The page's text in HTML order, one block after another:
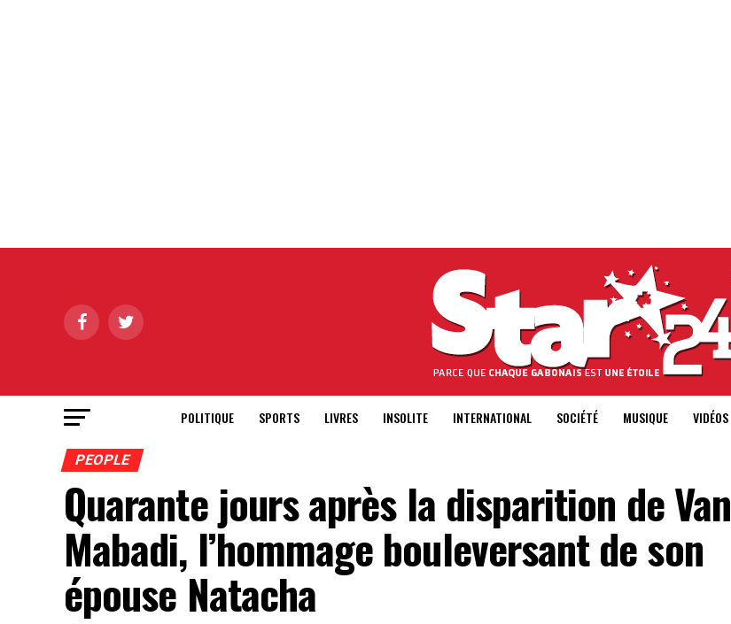
POLITIQUE SPORTS LIVRES INSOLITE INTERNATIONAL SOCIÉTÉ MUSIQUE VIDÉOS
PEOPLE
Quarante jours après la disparition de Van
Mabadi, l’hommage bouleversant de son
épouse Natacha